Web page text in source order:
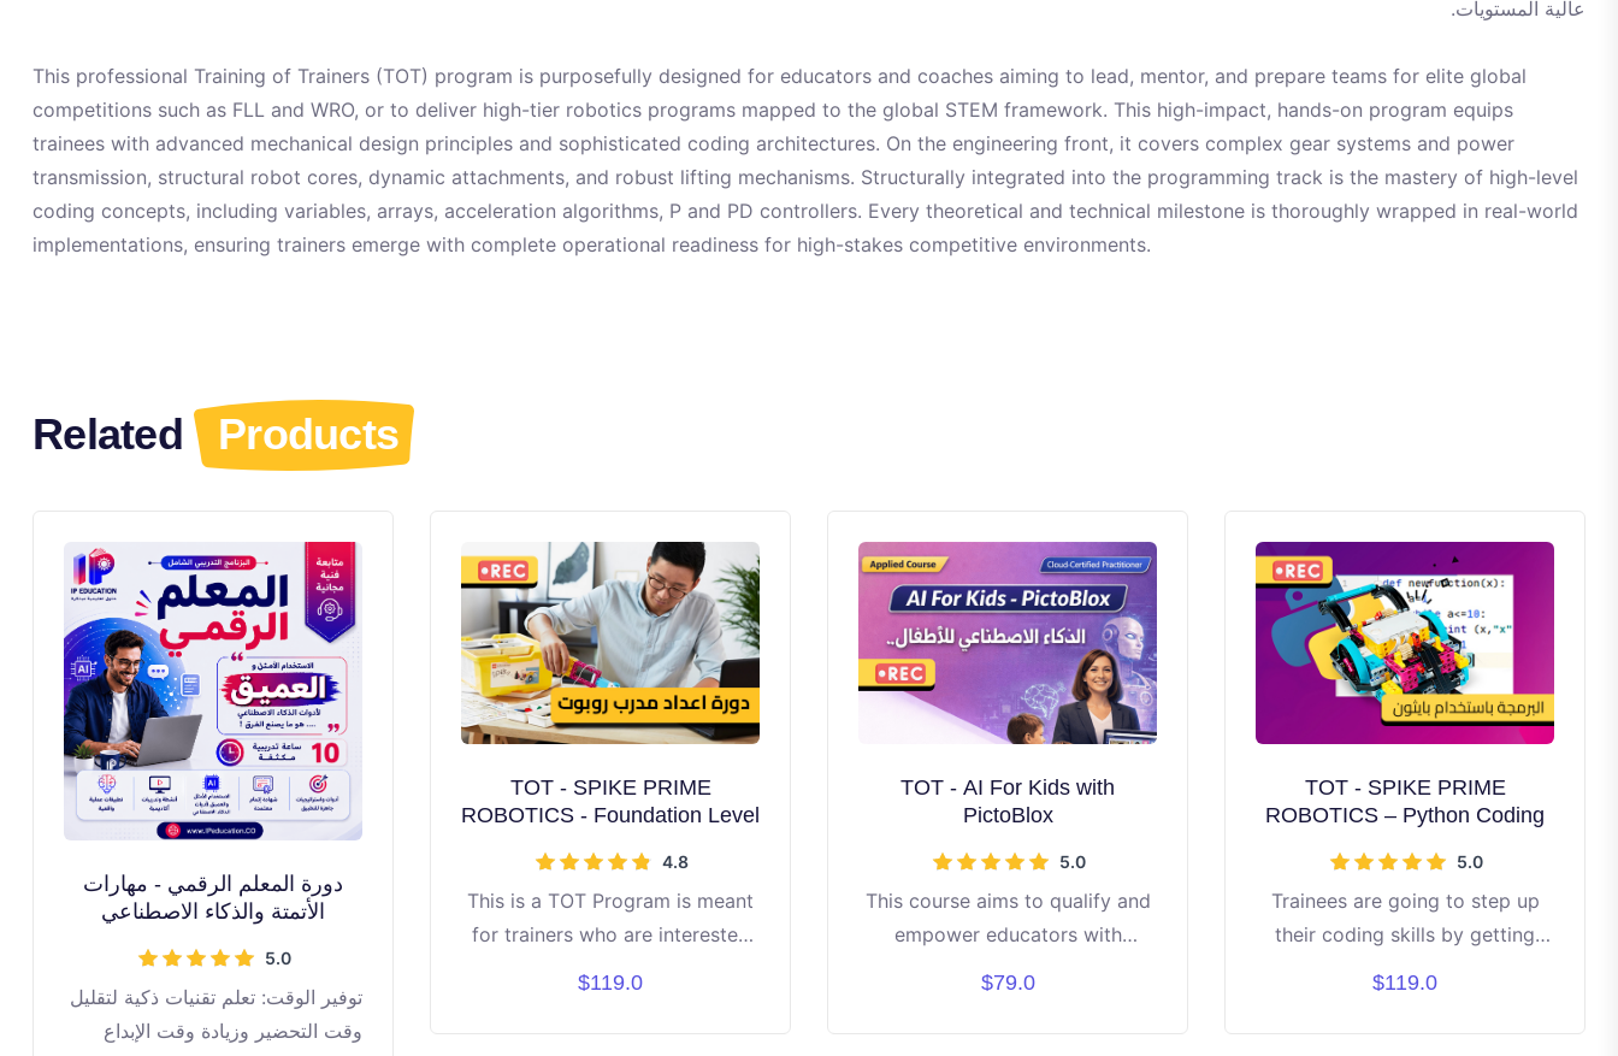
عالية المستويات.
This professional Training of Trainers (TOT) program is purposefully designed for educators and coaches aiming to lead, mentor, and prepare teams for elite global
competitions such as FLL and WRO, or to deliver high-tier robotics programs mapped to the global STEM framework. This high-impact, hands-on program equips
trainees with advanced mechanical design principles and sophisticated coding architectures. On the engineering front, it covers complex gear systems and power
transmission, structural robot cores, dynamic attachments, and robust lifting mechanisms. Structurally integrated into the programming track is the mastery of high-level
coding concepts, including variables, arrays, acceleration algorithms, P and PD controllers. Every theoretical and technical milestone is thoroughly wrapped in real-world
implementations, ensuring trainers emerge with complete operational readiness for high-stakes competitive environments.
Related Products
دورة المعلم الرقمي - مهارات
الأتمتة والذكاء الاصطناعي
5.0
توفير الوقت: تعلم تقنيات ذكية لتقليل
وقت التحضير وزيادة وقت الإبداع
TOT - SPIKE PRIME
ROBOTICS - Foundation Level
4.8
This is a TOT Program is meant
for trainers who are interested
$119.0
TOT - AI For Kids with
PictoBlox
5.0
This course aims to qualify and
empower educators with
$79.0
TOT - SPIKE PRIME
ROBOTICS – Python Coding
5.0
Trainees are going to step up
their coding skills by getting
$119.0